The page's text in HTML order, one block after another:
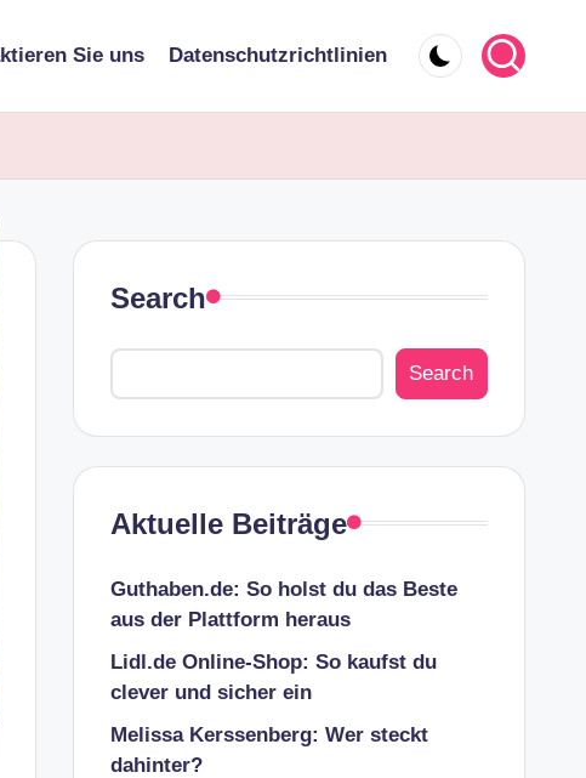
Sie uns Datenschutzrichtlinien
Search
Search
Aktuelle Beiträge
Guthaben.de: So holst du das Beste
aus der Plattform heraus
Lidl.de Online-Shop: So kaufst du
clever und sicher ein
Melissa Kerssenberg: Wer steckt
dahinter?